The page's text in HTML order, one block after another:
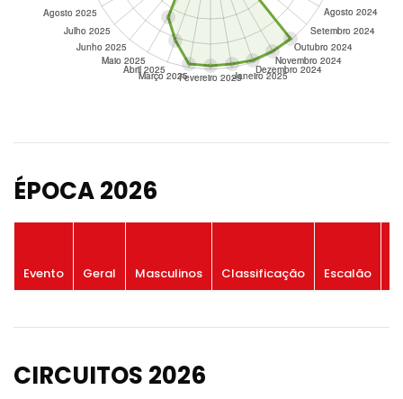
ÉPOCA 2026
Evento Geral Masculinos Classificação Escalão
CIRCUITOS 2026